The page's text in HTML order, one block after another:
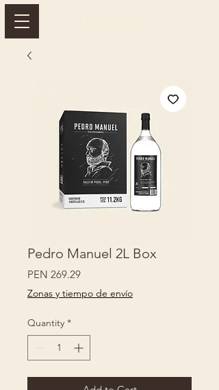
Pedro Manuel 2L Box
PEN 269.29Price
Zonas y tiempo de envío
Quantity *